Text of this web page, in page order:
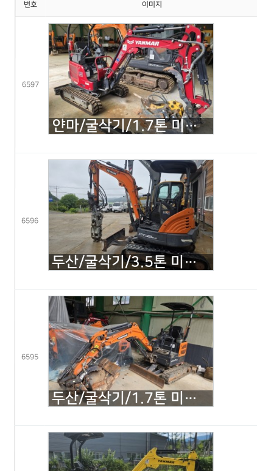
번호 이미지
6597
얀마/굴삭기/1.7톤 미니굴삭기/VIO17(25년) 코,풀셋
6596
두산/굴삭기/3.5톤 미니굴삭기/DX35Z 회전집게/2019년식
6595
두산/굴삭기/1.7톤 미니굴삭기/DX17Z 코끼리/2021년식